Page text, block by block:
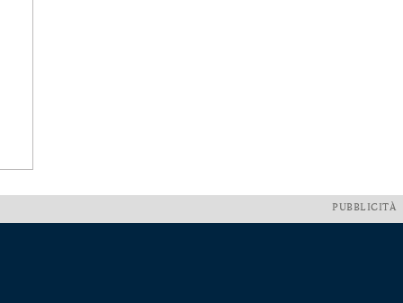
PUBBLICITÀ